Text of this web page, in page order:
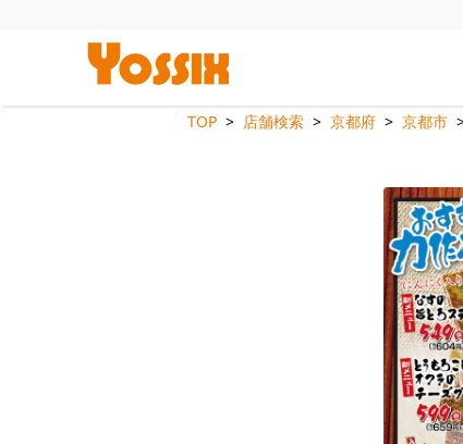
TOP 店舗検索 京都府 京都市